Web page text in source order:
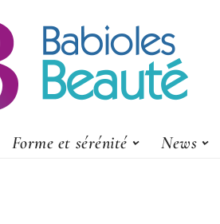
Forme et sérénité News